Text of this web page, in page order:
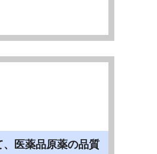
医薬品原薬の品質